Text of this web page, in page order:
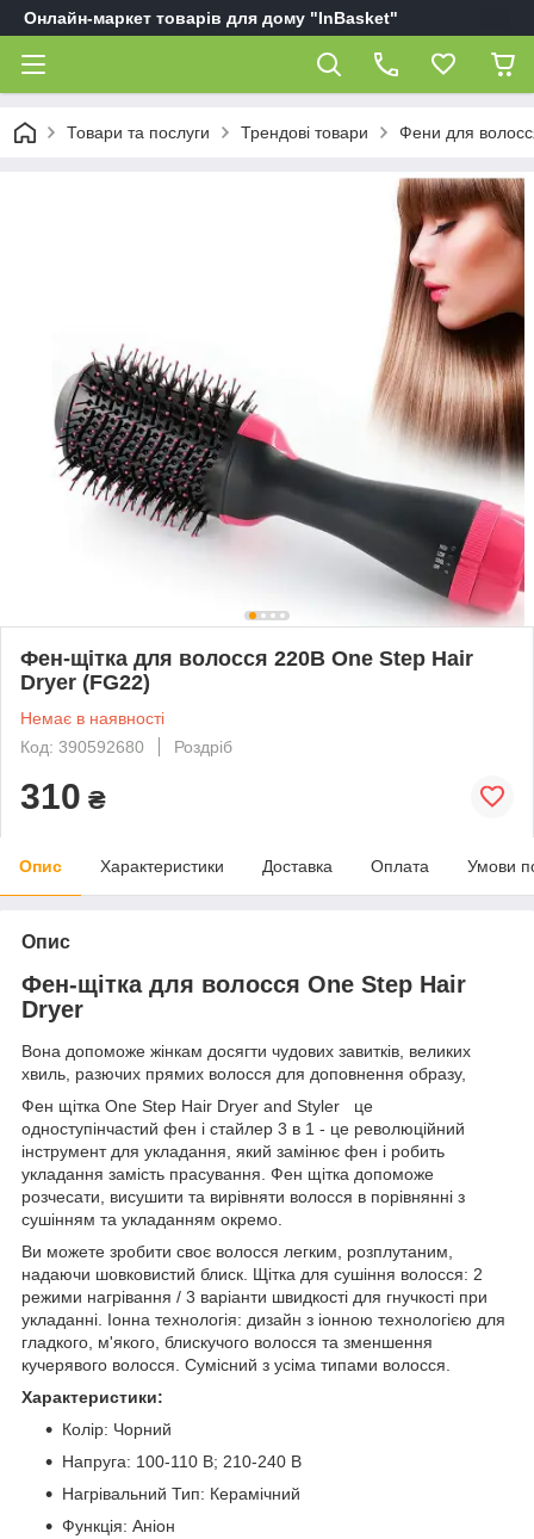
Онлайн-маркет товарів для дому "InBasket"
Товари та послуги Трендові товари Фени для
Фен-щітка для волосся 220В One Step Hair
Dryer (FG22)
Немає в наявності
Код: 390592680
Роздріб
310 ₴
Опис Характеристики Доставка Оплата Умови
Опис
Фен-щітка для волосся One Step Hair
Dryer
Вона допоможе жінкам досягти чудових завитків, великих
хвиль, разючих прямих волосся для доповнення образу,
Фен щітка One Step Hair Dryer and Styler це
одноступінчастий фен і стайлер 3 в 1 - це революційний
інструмент для укладання, який замінює фен і робить
укладання замість прасування. Фен щітка допоможе
розчесати, висушити та вирівняти волосся в порівнянні з
сушінням та укладанням окремо.
Ви можете зробити своє волосся легким, розплутаним,
надаючи шовковистий блиск. Щітка для сушіння волосся: 2
режими нагрівання / 3 варіанти швидкості для гнучкості при
укладанні. Іонна технологія: дизайн з іонною технологією для
гладкого, м'якого, блискучого волосся та зменшення
кучерявого волосся. Сумісний з усіма типами волосся.
Характеристики:
Колір: Чорний
Напруга: 100-110 В; 210-240 В
Нагрівальний Тип: Керамічний
Функція: Аніон